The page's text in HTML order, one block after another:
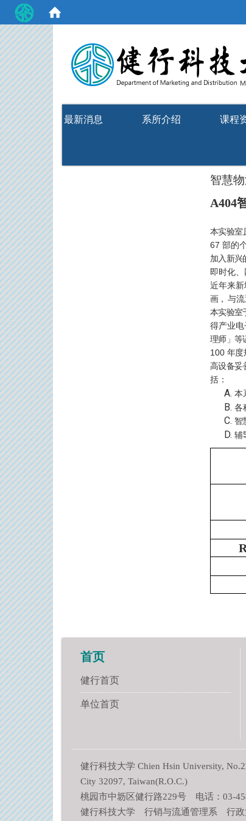
最新消息 系所介绍 课程
智慧
A404
本实验室
67 部的
加入新兴
即时化
近年来
画，与
本实验室
得产业
理师」等
100 年度
高设备妥
括：
本
各
智
辅
首页
健行首页
单位首页
健行科技大学 Chien Hsin University,
City 32097, Taiwan(R.O.C.)
桃园市中坜区健行路229号 电话：03-
健行科技大学 行销与流通管理系 行政